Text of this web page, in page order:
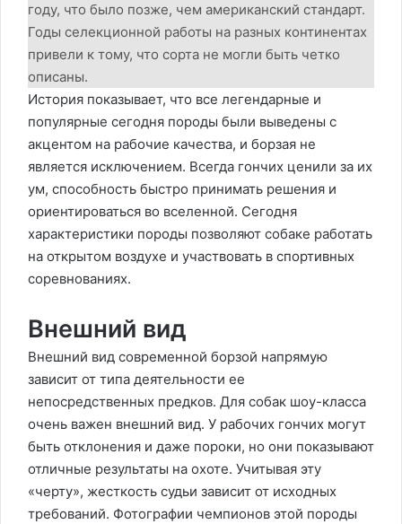
году, что было позже, чем американский стандарт.
Годы селекционной работы на разных континентах
привели к тому, что сорта не могли быть четко
описаны.
История показывает, что все легендарные и
популярные сегодня породы были выведены с
акцентом на рабочие качества, и борзая не
является исключением. Всегда гончих ценили за их
ум, способность быстро принимать решения и
ориентироваться во вселенной. Сегодня
характеристики породы позволяют собаке работать
на открытом воздухе и участвовать в спортивных
соревнованиях.
Внешний вид
Внешний вид современной борзой напрямую
зависит от типа деятельности ее
непосредственных предков. Для собак шоу-класса
очень важен внешний вид. У рабочих гончих могут
быть отклонения и даже пороки, но они показывают
отличные результаты на охоте. Учитывая эту
«черту», жесткость судьи зависит от исходных
требований. Фотографии чемпионов этой породы